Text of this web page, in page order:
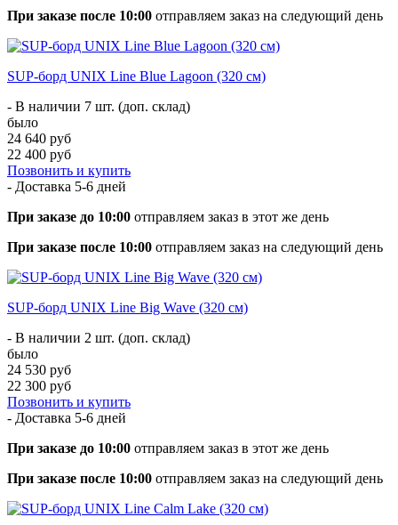
При заказе после 10:00 отправляем заказ на следующий день
SUP-борд UNIX Line Blue Lagoon (320 см)
- В наличии 7 шт. (доп. склад)
было
24 640 руб
22 400 руб
Позвонить и купить
- Доставка 5-6 дней
При заказе до 10:00 отправляем заказ в этот же день
При заказе после 10:00 отправляем заказ на следующий день
SUP-борд UNIX Line Big Wave (320 см)
- В наличии 2 шт. (доп. склад)
было
24 530 руб
22 300 руб
Позвонить и купить
- Доставка 5-6 дней
При заказе до 10:00 отправляем заказ в этот же день
При заказе после 10:00 отправляем заказ на следующий день